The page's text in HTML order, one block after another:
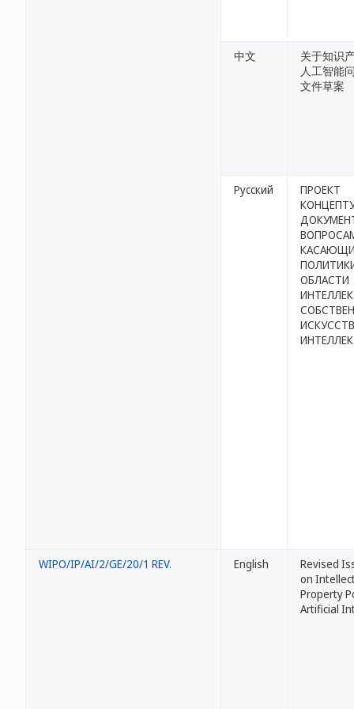
中文
关于知识
人工智能
文件草案
Русский
ПРОЕКТ
ОБЛАСТИ
WIPO/IP/AI/2/GE/20/1 REV. English
Revised
on
Property
Artificial